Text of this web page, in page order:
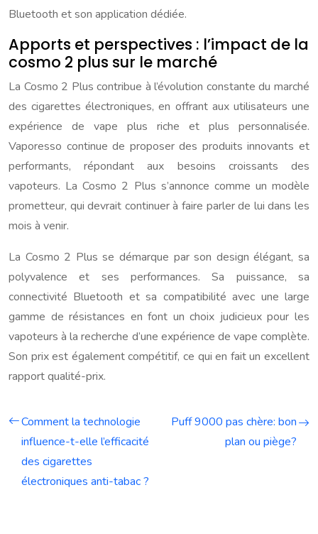
Bluetooth et son application dédiée.
Apports et perspectives : l’impact de la
cosmo 2 plus sur le marché
La Cosmo 2 Plus contribue à l’évolution constante du marché
des cigarettes électroniques, en offrant aux utilisateurs une
expérience de vape plus riche et plus personnalisée.
Vaporesso continue de proposer des produits innovants et
performants, répondant aux besoins croissants des
vapoteurs. La Cosmo 2 Plus s’annonce comme un modèle
prometteur, qui devrait continuer à faire parler de lui dans les
mois à venir.
La Cosmo 2 Plus se démarque par son design élégant, sa
polyvalence et ses performances. Sa puissance, sa
connectivité Bluetooth et sa compatibilité avec une large
gamme de résistances en font un choix judicieux pour les
vapoteurs à la recherche d’une expérience de vape complète.
Son prix est également compétitif, ce qui en fait un excellent
rapport qualité-prix.
Comment la technologie
influence-t-elle l’efficacité
des cigarettes
électroniques anti-tabac ?
Puff 9000 pas chère: bon
plan ou piège?